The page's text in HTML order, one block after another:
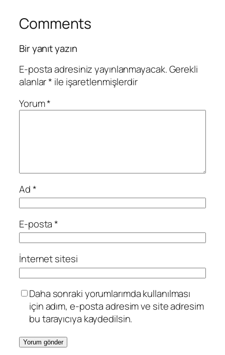
Comments
Bir yanıt yazın
E-posta adresiniz yayınlanmayacak.Gerekli
alanlar* ile işaretlenmişlerdir
Yorum*
Ad*
E-posta*
İnternet sitesi
Daha sonraki yorumlarımda kullanılması
için adım, e-posta adresim ve site adresim
bu tarayıcıya kaydedilsin.